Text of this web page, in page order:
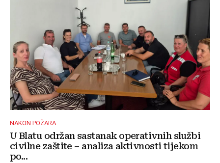
NAKON POŽARA
U Blatu održan sastanak operativnih službi
civilne zaštite – analiza aktivnosti tijekom
po...